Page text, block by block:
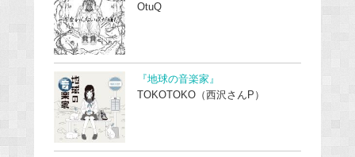
OtuQ
『地球の音楽家』
TOKOTOKO（西沢さんP）